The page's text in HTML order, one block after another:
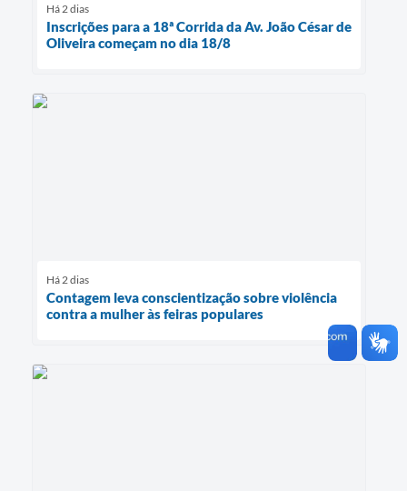
Há 2 dias
Inscrições para a 18ª Corrida da Av. João César de
Oliveira começam no dia 18/8
Há 2 dias
Contagem leva conscientização sobre violência
contra a mulher às feiras populares